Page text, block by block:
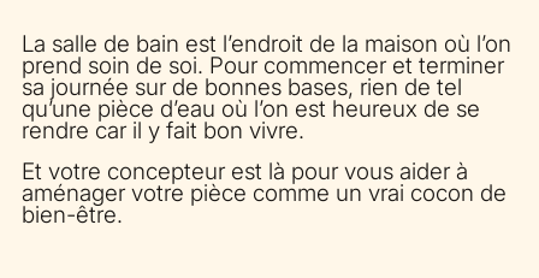
La salle de bain est l’endroit de la maison où l’on
prend soin de soi. Pour commencer et terminer
sa journée sur de bonnes bases, rien de tel
qu’une pièce d’eau où l’on est heureux de se
rendre car il y fait bon vivre.
Et votre concepteur est là pour vous aider à
aménager votre pièce comme un vrai cocon de
bien-être.